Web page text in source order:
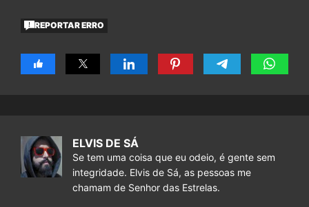
REPORTAR ERRO
ELVIS DE SÁ
Se tem uma coisa que eu odeio, é gente sem
integridade. Elvis de Sá, as pessoas me
chamam de Senhor das Estrelas.